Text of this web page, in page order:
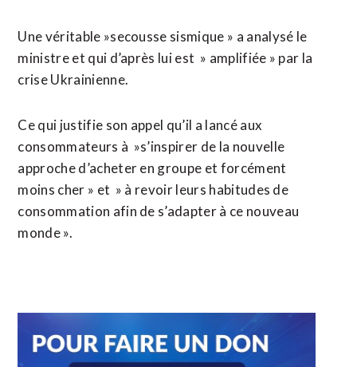
Une véritable »secousse sismique » a analysé le
ministre et qui d’après lui est » amplifiée » par la
crise Ukrainienne.
Ce qui justifie son appel qu’il a lancé aux
consommateurs à »s’inspirer de la nouvelle
approche d’acheter en groupe et forcément
moins cher » et » à revoir leurs habitudes de
consommation afin de s’adapter à ce nouveau
monde ».